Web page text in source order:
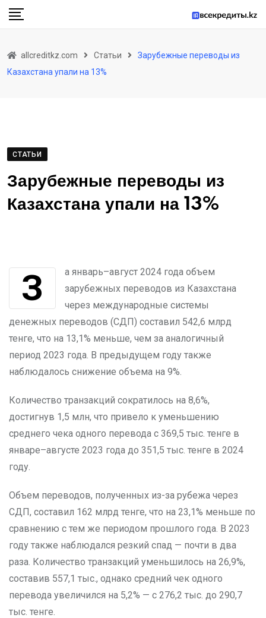
Skip
allcreditkz.com Статьи
Зарубежные переводы из
Казахстана упали на 13%
СТАТЬИ
Зарубежные переводы из
Казахстана упали на 13%
За январь–август 2024 года объем
зарубежных переводов из Казахстана
через международные системы
денежных переводов (СДП) составил 542,6 млрд
тенге, что на 13,1% меньше, чем за аналогичный
период 2023 года. В предыдущем году также
наблюдалось снижение объема на 9%.
Количество транзакций сократилось на 8,6%,
достигнув 1,5 млн, что привело к уменьшению
среднего чека одного перевода с 369,5 тыс. тенге в
январе–августе 2023 года до 351,5 тыс. тенге в 2024
году.
Объем переводов, полученных из-за рубежа через
СДП, составил 162 млрд тенге, что на 23,1% меньше по
сравнению с тем же периодом прошлого года. В 2023
году также наблюдался резкий спад — почти в два
раза. Количество транзакций уменьшилось на 26,9%,
составив 557,1 тыс., однако средний чек одного
перевода увеличился на 5,2% — с 276,2 тыс. до 290,7
тыс. тенге.